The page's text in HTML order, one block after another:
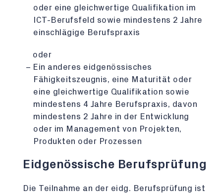
oder eine gleichwertige Qualifikation im
ICT-Berufsfeld sowie mindestens 2 Jahre
einschlägige Berufspraxis
oder
Ein anderes eidgenössisches
Fähigkeitszeugnis, eine Maturität oder
eine gleichwertige Qualifikation sowie
mindestens 4 Jahre Berufspraxis, davon
mindestens 2 Jahre in der Entwicklung
oder im Management von Projekten,
Produkten oder Prozessen
Eidgenössische Berufsprüfung
Die Teilnahme an der eidg. Berufsprüfung ist